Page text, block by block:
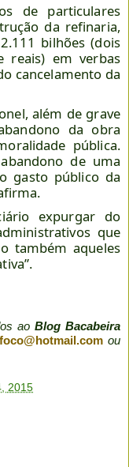
de particulares
da refinaria,
bilhões (dois
reais) em verbas
cancelamento da
além de grave
da obra
pública.
de uma
gasto público da
expurgar do
que
também aqueles
ao Blog Bacabeira
ou
2015